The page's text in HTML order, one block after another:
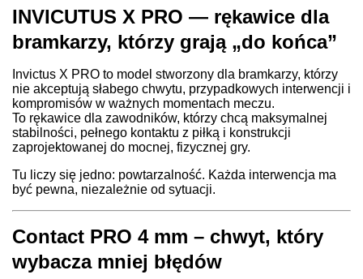
INVICUTUS X PRO — rękawice dla
bramkarzy, którzy grają „do końca”
Invictus X PRO to model stworzony dla bramkarzy, którzy
nie akceptują słabego chwytu, przypadkowych interwencji i
kompromisów w ważnych momentach meczu.
To rękawice dla zawodników, którzy chcą maksymalnej
stabilności, pełnego kontaktu z piłką i konstrukcji
zaprojektowanej do mocnej, fizycznej gry.
Tu liczy się jedno: powtarzalność. Każda interwencja ma
być pewna, niezależnie od sytuacji.
Contact PRO 4 mm – chwyt, który
wybacza mniej błędów